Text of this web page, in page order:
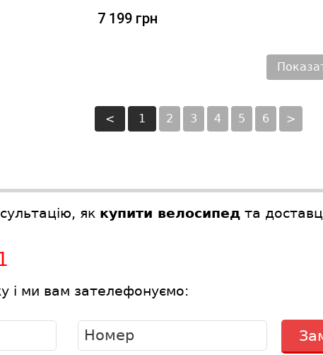
7 199 грн
< 1 2 3 4 5 6 >
як купити велосипед та
і ми вам зателефонуємо: